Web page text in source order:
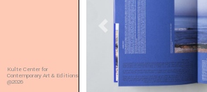
Kulte Center for
Contemporary Art & Editions
@2026
Previous